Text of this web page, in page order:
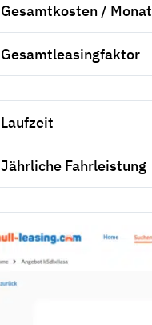
Gesamtkosten / Monat
Gesamtleasingfaktor
Laufzeit
Jährliche Fahrleistung